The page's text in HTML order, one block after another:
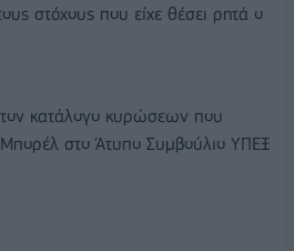
στόχους που είχε θέσει ρητά ο
τον κατάλογο κυρώσεων που
στο Άτυπο Συμβούλιο ΥΠΕΞ